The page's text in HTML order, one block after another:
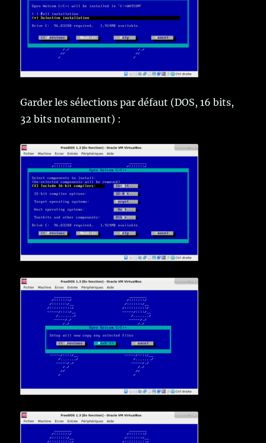
Garder les sélections par défaut (DOS, 16 bits,
32 bits notamment) :